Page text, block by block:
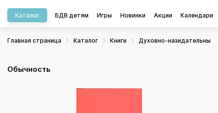
Каталог БДВ детям Игры Новинки Акции Календари
Главная страница Каталог Книги Духовно-назидательные
Обычность